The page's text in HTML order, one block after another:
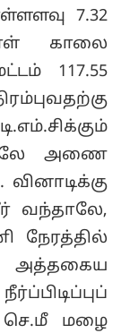
7.32
காலை
117.55
அணை
வினாடிக்கு
வந்தாலே,
நேரத்தில்
அத்தகைய
செ.மீ மழை